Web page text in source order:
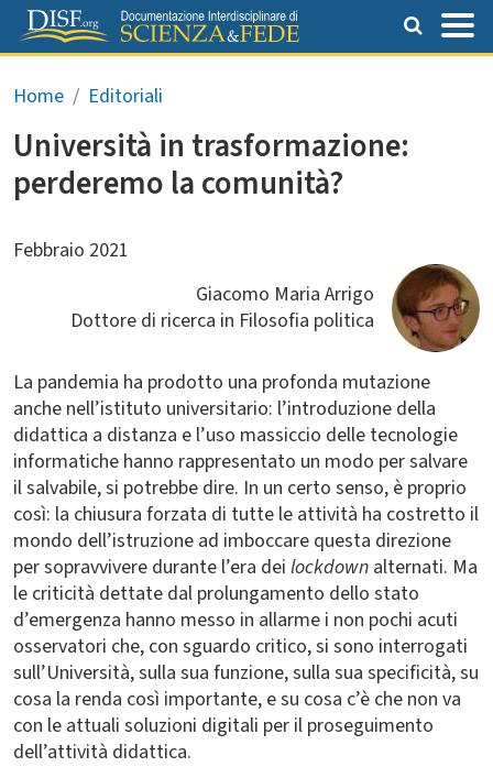
Salta al contenuto principale
Briciole di pane
Home Editoriali
Università in trasformazione:
perderemo la comunità?
Febbraio 2021
Giacomo Maria Arrigo
Dottore di ricerca in Filosofia politica
La pandemia ha prodotto una profonda mutazione
anche nell’istituto universitario: l’introduzione della
didattica a distanza e l’uso massiccio delle tecnologie
informatiche hanno rappresentato un modo per salvare
il salvabile, si potrebbe dire. In un certo senso, è proprio
così: la chiusura forzata di tutte le attività ha costretto il
mondo dell’istruzione ad imboccare questa direzione
per sopravvivere durante l’era dei lockdown alternati. Ma
le criticità dettate dal prolungamento dello stato
d’emergenza hanno messo in allarme i non pochi acuti
osservatori che, con sguardo critico, si sono interrogati
sull’Università, sulla sua funzione, sulla sua specificità, su
cosa la renda così importante, e su cosa c’è che non va
con le attuali soluzioni digitali per il proseguimento
dell’attività didattica.